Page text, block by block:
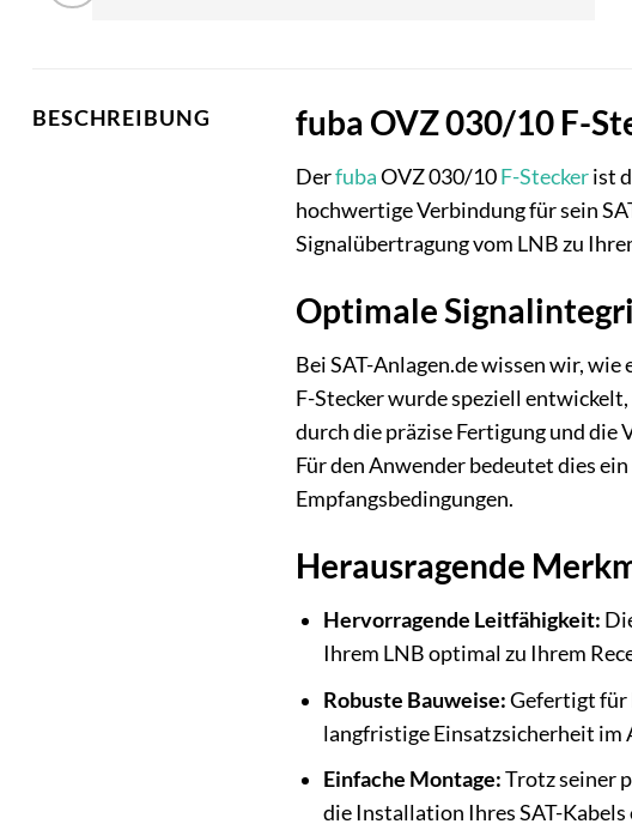
BESCHREIBUNG fuba OVZ 030/10 F-
DerfubaOVZ 030/10F-Steckerist
hochwertige Verbindung für sein
Signalübertragung vom LNB zu
Optimale
Bei SAT-Anlagen.de wissen wir,
F-Stecker wurde speziell
durch die präzise Fertigung und
Für den Anwender bedeutet dies
Empfangsbedingungen.
Herausragende
Hervorragende Leitfähigkeit:
Ihrem LNB optimal zu Ihrem
Robuste Bauweise:Gefertigt für
langfristige Einsatzsicherheit im
Einfache Montage:Trotz seiner
die Installation Ihres SAT-